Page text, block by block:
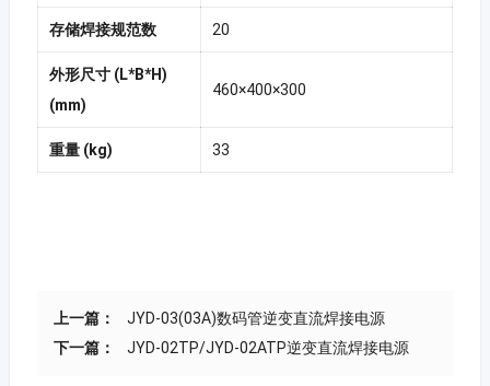
存储焊接规范数 20
外形尺寸 (L*B*H)
(mm)
460×400×300
重量 (kg) 33
上一篇：
JYD-03(03A)数码管逆变直流焊接电源
下一篇：
JYD-02TP/JYD-02ATP逆变直流焊接电源